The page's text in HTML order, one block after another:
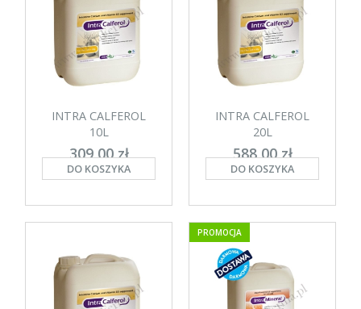
INTRA CALFEROL
10L
309,00 zł
netto: 286,11 zł
DO KOSZYKA
INTRA CALFEROL
20L
588,00 zł
netto: 544,44 zł
DO KOSZYKA
PROMOCJA